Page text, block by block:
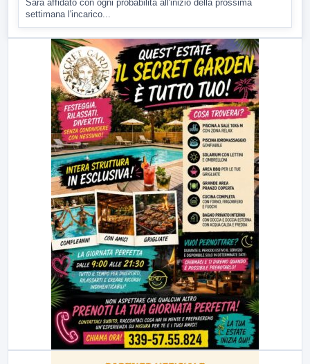
Sarà affidato con ogni probabilità all'inizio della prossima
settimana l'incarico...